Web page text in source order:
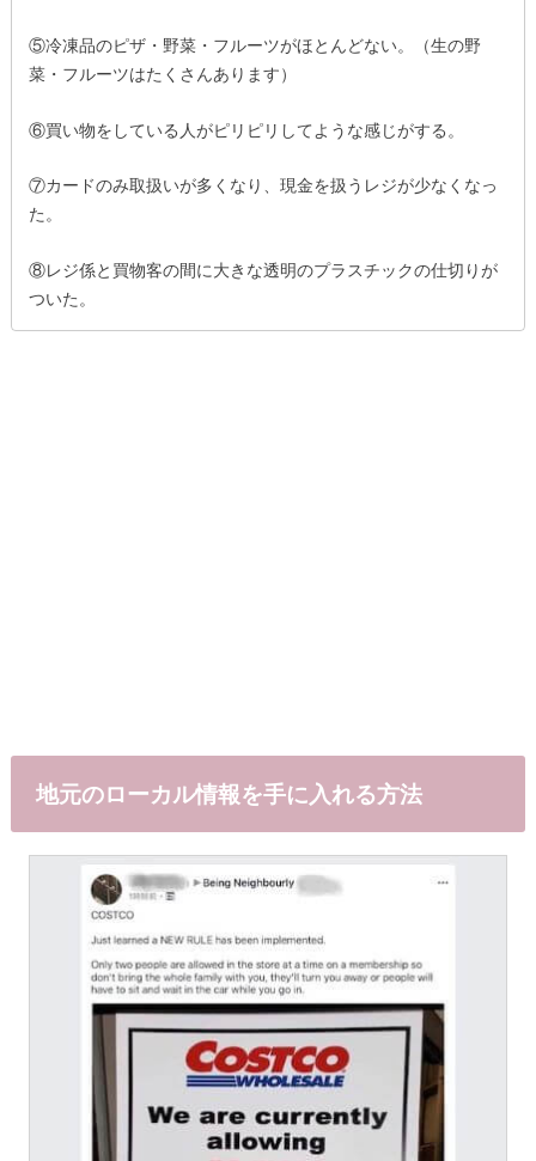
⑤冷凍品のピザ・野菜・フルーツがほとんどない。（生の野
菜・フルーツはたくさんあります）
⑥買い物をしている人がピリピリしてような感じがする。
⑦カードのみ取扱いが多くなり、現金を扱うレジが少なくなっ
た。
⑧レジ係と買物客の間に大きな透明のプラスチックの仕切りが
ついた。
地元のローカル情報を手に入れる方法